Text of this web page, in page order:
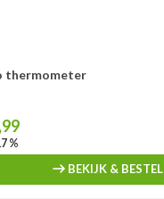
thermometer
%
BEKIJK & BESTEL